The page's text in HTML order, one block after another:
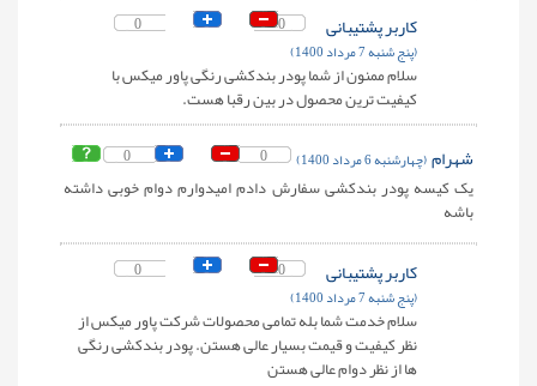
0 0 کاربر پشتیبانی
(پنج شنبه 7 مرداد 1400)
سلام ممنون از شما پودر بندکشی رنگی پاور میکس با
کیفیت ترین محصول در بین رقبا هست.
0 0 شهرام(چهارشنبه 6 مرداد 1400)
یک کیسه پودر بندکشی سفارش دادم امیدوارم دوام خوبی داشته
باشه
0 0 کاربر پشتیبانی
(پنج شنبه 7 مرداد 1400)
سلام خدمت شما بله تمامی محصولات شرکت پاور میکس از
نظر کیفیت و قیمت بسیار عالی هستن. پودر بندکشی رنگی
ها از نظر دوام عالی هستن